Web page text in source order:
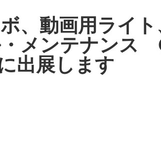
、動画用ライ
メンテナンス
出展します